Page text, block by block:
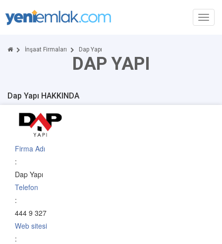
İnşaat Firmaları Dap Yapı
DAP YAPI
Dap Yapı HAKKINDA
Firma Adı
:
Dap Yapı
Telefon
:
444 9 327
Web sitesi
: